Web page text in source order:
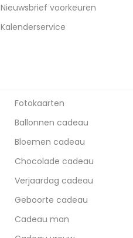
Nieuwsbrief voorkeuren
Kalenderservice
Fotokaarten
Ballonnen cadeau
Bloemen cadeau
Chocolade cadeau
Verjaardag cadeau
Geboorte cadeau
Cadeau man